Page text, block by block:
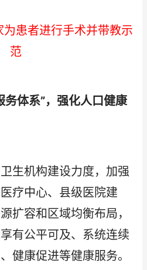
患者进行手术并带教示
范
务体系”，强化人口健康
机构建设力度，加强
疗中心、县级医院建
扩容和区域均衡布局，
有公平可及、系统连续
健康促进等健康服务。